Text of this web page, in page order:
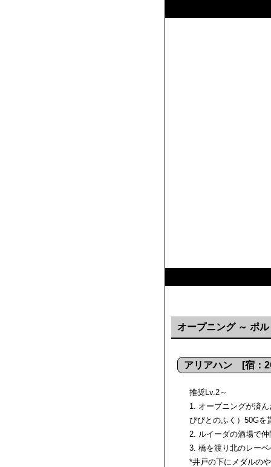
オープニング ～ ポ
アリアハン [宿
推奨Lv.2～
1. オープニングが済
びびとのふく）50Gを
2. ルイーダの酒場で
3. 橋を渡り北のレーベ
*井戸の下にメダルの